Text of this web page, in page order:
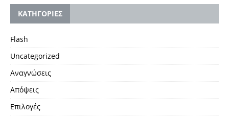
KΑΤΗΓΟΡΙΕΣ
Flash
Uncategorized
Αναγνώσεις
Απόψεις
Επιλογές